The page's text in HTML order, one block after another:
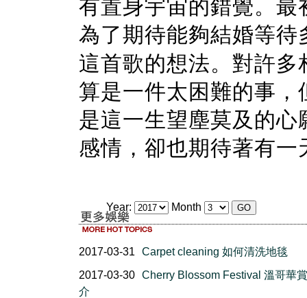
有置身宇宙的錯覺。
為了期待能夠結婚等
這首歌的想法。對許
算是一件太困難的事
是這一生望塵莫及的
感情，卻也期待著有一
Year: Month
2017-03-31
Carpet cleaning 如何清洗地毯
2017-03-30 Cherry Blossom Festival 溫哥華
介